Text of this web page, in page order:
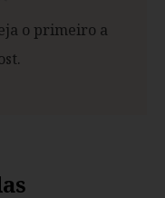
o primeiro a